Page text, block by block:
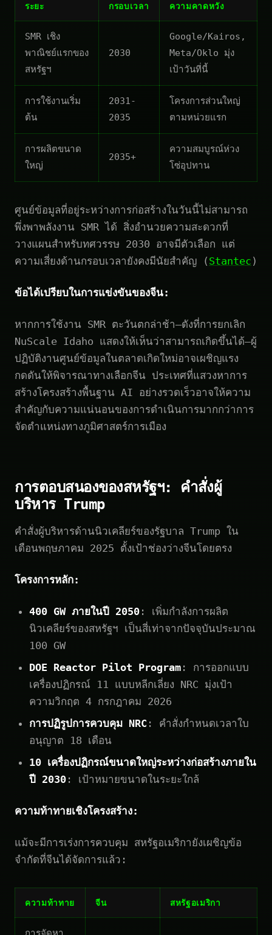
ระยะ กรอบเวลา ความคาดหวัง
SMR เชิง
พาณิชย์แรกของ
สหรัฐฯ
2030
Google/Kairos,
Meta/Oklo มุ่ง
เป้าวันที่นี้
การใช้งานเริ่ม
ต้น
2031-
2035
โครงการส่วนใหญ่
ตามหน่วยแรก
การผลิตขนาด
ใหญ่
2035+
ความสมบูรณ์ห่วง
โซ่อุปทาน
ศูนย์ข้อมูลที่อยู่ระหว่างการก่อสร้างในวันนี้ไม่สามารถ
พึ่งพาพลังงาน SMR ได้ สิ่งอำนวยความสะดวกที่
วางแผนสำหรับทศวรรษ 2030 อาจมีตัวเลือก แต่
ความเสี่ยงด้านกรอบเวลายังคงมีนัยสำคัญ ( Stantec )
ข้อได้เปรียบในการแข่งขันของจีน:
หากการใช้งาน SMR ตะวันตกล่าช้า—ดังที่การยกเลิก
NuScale Idaho แสดงให้เห็นว่าสามารถเกิดขึ้นได้—ผู้
ปฏิบัติงานศูนย์ข้อมูลในตลาดเกิดใหม่อาจเผชิญแรง
กดดันให้พิจารณาทางเลือกจีน ประเทศที่แสวงหาการ
สร้างโครงสร้างพื้นฐาน AI อย่างรวดเร็วอาจให้ความ
สำคัญกับความแน่นอนของการดำเนินการมากกว่าการ
จัดตำแหน่งทางภูมิศาสตร์การเมือง
การตอบสนองของสหรัฐฯ: คำสั่งผู้
บริหาร Trump
คำสั่งผู้บริหารด้านนิวเคลียร์ของรัฐบาล Trump ใน
เดือนพฤษภาคม 2025 ตั้งเป้าช่องว่างจีนโดยตรง
โครงการหลัก:
400 GW ภายในปี 2050 : เพิ่มกำลังการผลิต
นิวเคลียร์ของสหรัฐฯ เป็นสี่เท่าจากปัจจุบันประมาณ
100 GW
DOE Reactor Pilot Program : การออกแบบ
เครื่องปฏิกรณ์ 11 แบบหลีกเลี่ยง NRC มุ่งเป้า
ความวิกฤต 4 กรกฎาคม 2026
การปฏิรูปการควบคุม NRC : คำสั่งกำหนดเวลาใบ
อนุญาต 18 เดือน
10 เครื่องปฏิกรณ์ขนาดใหญ่ระหว่างก่อสร้างภายใน
ปี 2030 : เป้าหมายขนาดในระยะใกล้
ความท้าทายเชิงโครงสร้าง:
แม้จะมีการเร่งการควบคุม สหรัฐอเมริกายังเผชิญข้อ
จำกัดที่จีนได้จัดการแล้ว:
ความท้าทาย จีน สหรัฐอเมริกา